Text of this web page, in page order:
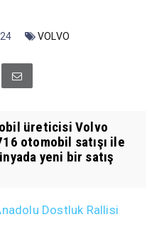
VOLVO
üreticisi Volvo
otomobil satışı ile
yeni bir satış
Dostluk Rallisi